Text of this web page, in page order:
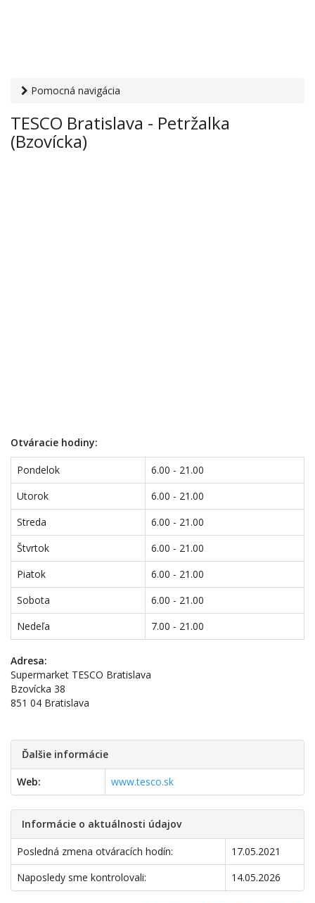
Pomocná navigácia
supermarkety› TESCO Bratislava - Petržalka (Bzovícka)
TESCO Bratislava - Petržalka
(Bzovícka)
Otváracie hodiny:
Pondelok
6.00 - 21.00
Utorok
6.00 - 21.00
Streda
6.00 - 21.00
Štvrtok
6.00 - 21.00
Piatok
6.00 - 21.00
Sobota
6.00 - 21.00
Nedeľa
7.00 - 21.00
Adresa:
Supermarket TESCO Bratislava
Bzovícka 38
851 04 Bratislava
Ďalšie informácie
Web: www.tesco.sk
Informácie o aktuálnosti údajov
Posledná zmena otváracích hodín:
17.05.2021
Naposledy sme kontrolovali:
14.05.2026